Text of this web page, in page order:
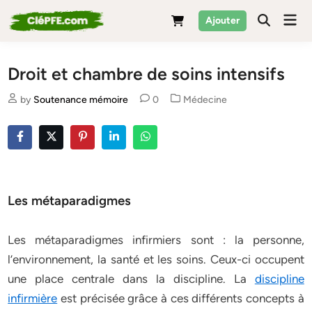
to
Ajouter
Droit et chambre de soins intensifs
by Soutenance mémoire 0
Posted
Médecine
Les métaparadigmes
Les métaparadigmes infirmiers sont : la personne,
l’environnement, la santé et les soins. Ceux-ci occupent
une place centrale dans la discipline. La discipline
infirmière est précisée grâce à ces différents concepts à